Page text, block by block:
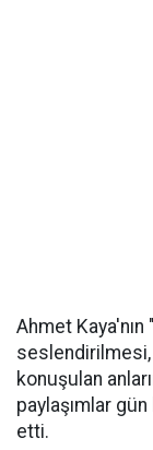
Ahmet
konuşulan
paylaşımlar
etti.